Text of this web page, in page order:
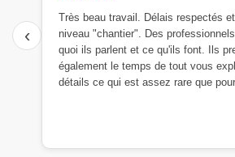
‹
Très beau travail. Délais respectés
niveau "chantier". Des
quoi ils parlent et ce qu'ils font. Ils
également le temps de tout vous
détails ce qui est assez rare que